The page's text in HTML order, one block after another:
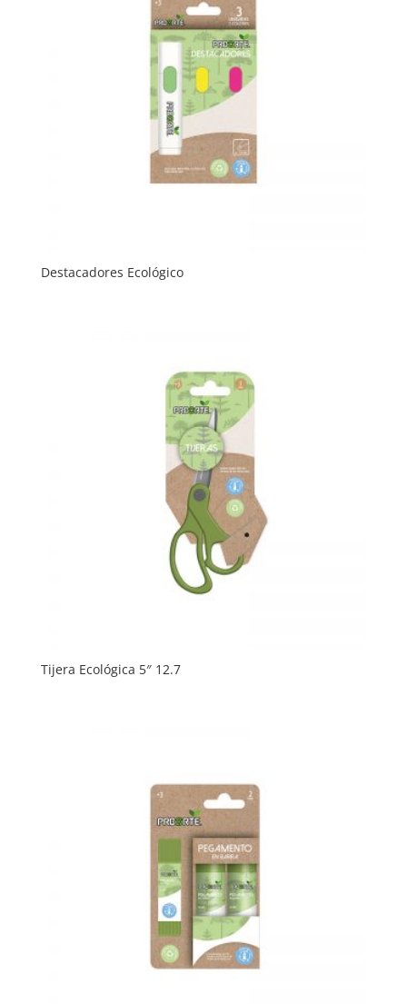
Destacadores Ecológico
Tijera Ecológica 5″ 12.7